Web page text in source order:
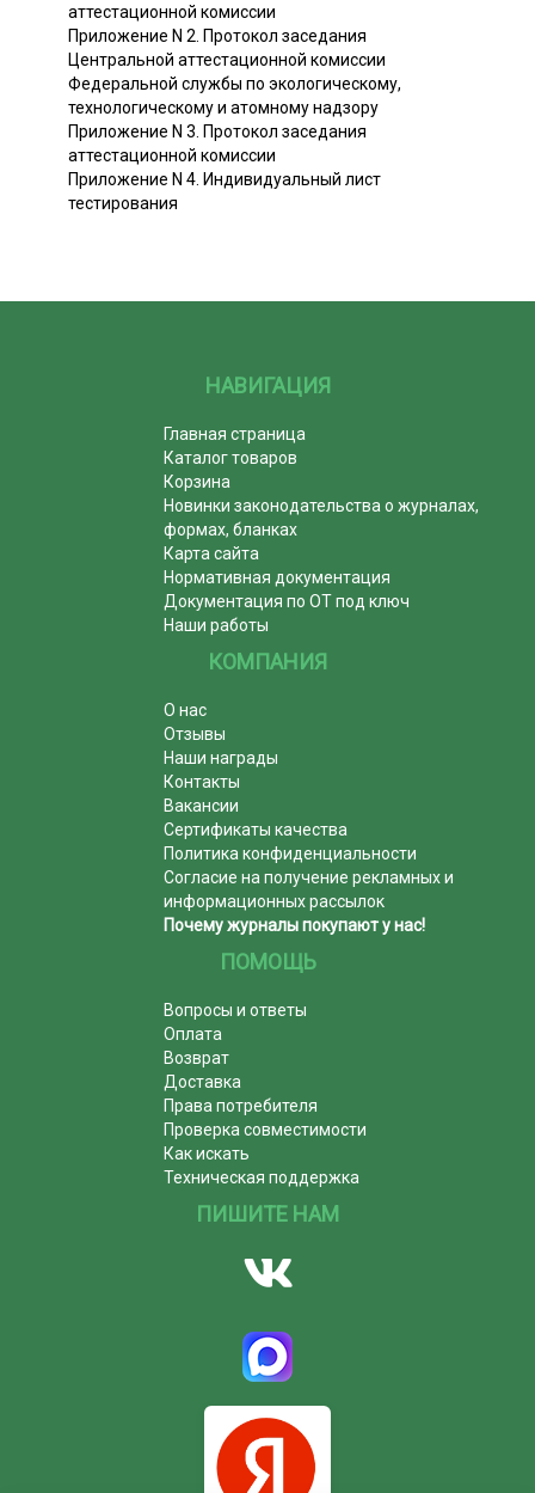
аттестационной комиссии
Приложение N 2. Протокол заседания
Центральной аттестационной комиссии
Федеральной службы по экологическому,
технологическому и атомному надзору
Приложение N 3. Протокол заседания
аттестационной комиссии
Приложение N 4. Индивидуальный лист
тестирования
НАВИГАЦИЯ
Главная страница
Каталог товаров
Корзина
Новинки законодательства о журналах,
формах, бланках
Карта сайта
Нормативная документация
Документация по ОТ под ключ
Наши работы
КОМПАНИЯ
О нас
Отзывы
Наши награды
Контакты
Вакансии
Сертификаты качества
Политика конфиденциальности
Согласие на получение рекламных и
информационных рассылок
Почему журналы покупают у нас!
ПОМОЩЬ
Вопросы и ответы
Оплата
Возврат
Доставка
Права потребителя
Проверка совместимости
Как искать
Техническая поддержка
ПИШИТЕ НАМ